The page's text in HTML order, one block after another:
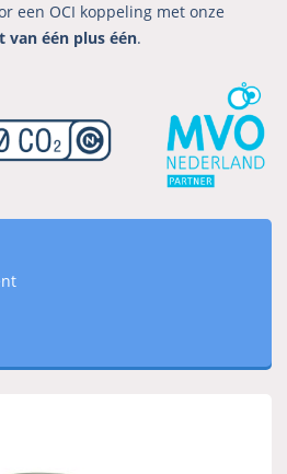
een OCI koppeling met onze
van één plus één.